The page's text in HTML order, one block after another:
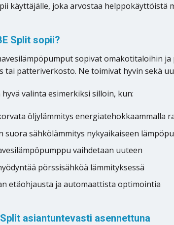
käyttäjälle, joka arvostaa
Split sopii?
sopivat omakotitaloihin
tai patteriverkosto. Ne toimivat hyvin sekä
hyvä valinta esimerkiksi silloin, kun:
öljylämmitys energiatehokkaammalla
suora sähkölämmitys nykyaikaiseen
vaihdetaan uuteen
pörssisähköä lämmityksessä
etäohjausta ja automaattista optimointia
asiantuntevasti asennettuna